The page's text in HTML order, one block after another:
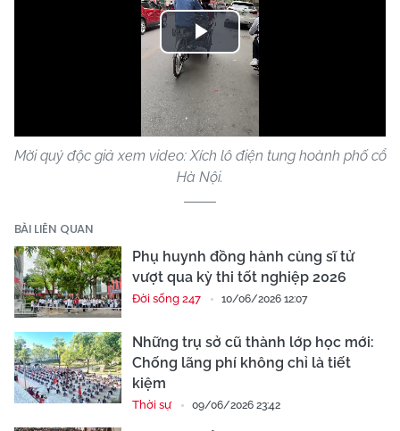
Play
Video
Mời quý độc giả xem video: Xích lô điện tung hoành phố cổ
Hà Nội.
BÀI LIÊN QUAN
Phụ huynh đồng hành cùng sĩ tử
vượt qua kỳ thi tốt nghiệp 2026
Đời sống 247 10/06/2026 12:07
Những trụ sở cũ thành lớp học mới:
Chống lãng phí không chỉ là tiết
kiệm
Thời sự 09/06/2026 23:42